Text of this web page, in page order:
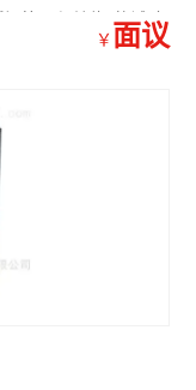
梁等工程单位*的试验
￥ 面议